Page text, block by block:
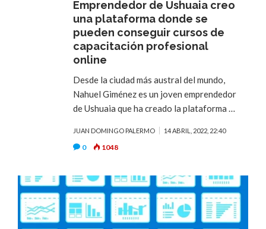
Emprendedor de Ushuaia creo
una plataforma donde se
pueden conseguir cursos de
capacitación profesional
online
Desde la ciudad más austral del mundo,
Nahuel Giménez es un joven emprendedor
de Ushuaia que ha creado la plataforma …
JUAN DOMINGO PALERMO 14 ABRIL, 2022, 22:40
0 1048